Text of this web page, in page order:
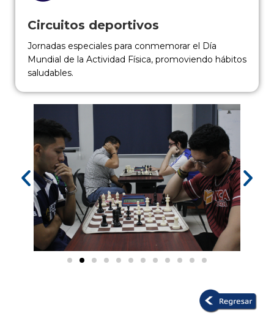
Circuitos deportivos
Jornadas especiales para conmemorar el Día
Mundial de la Actividad Física, promoviendo hábitos
saludables.